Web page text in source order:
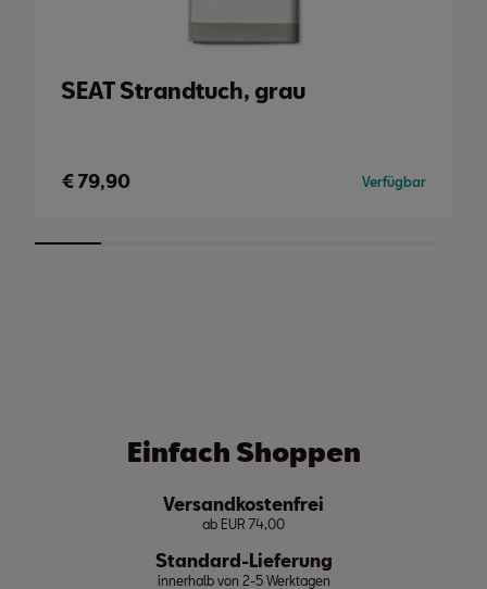
SEAT Strandtuch, grau
€79,90 Verfügbar
Einfach Shoppen
Versandkostenfrei
ab EUR 74,00
Standard-Lieferung
innerhalb von 2-5 Werktagen